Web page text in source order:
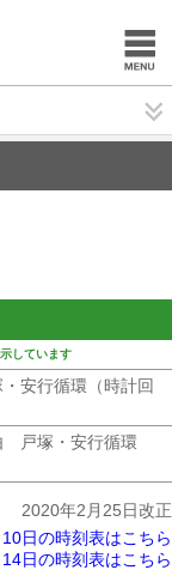
しています
安行循環（時計回
戸塚・安行循環
2020年2月25日改正
日の時刻表はこちら
日の時刻表はこちら